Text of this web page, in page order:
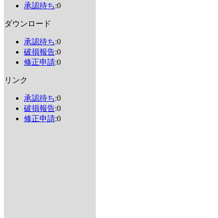
承認待ち:0
ダウンロード
承認待ち:0
破損報告:0
修正申請:0
リンク
承認待ち:0
破損報告:0
修正申請:0